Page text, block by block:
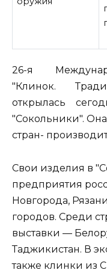
26-я
"Клинок.
открылась
"Сокольники". Она
стран-
Свои изделия в
предприятия
Новгорода,
городов. Среди
выставки —
Таджикистан. В
также клинки из